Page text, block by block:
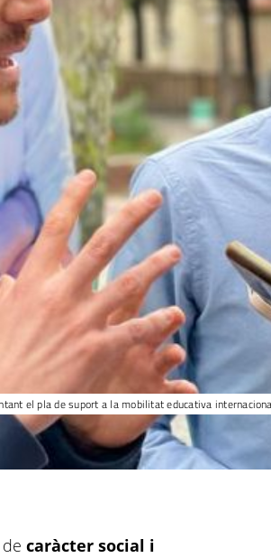
el pla de suport a la mobilitat educativa
decaràcter social i